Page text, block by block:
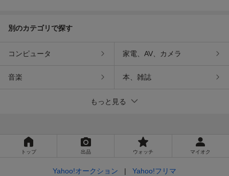
別のカテゴリで探す
コンピュータ 家電、AV、カメラ
音楽 本、雑誌
もっと見る
トップ 出品 ウォッチ マイオク
Yahoo!オークション Yahoo!フリマ